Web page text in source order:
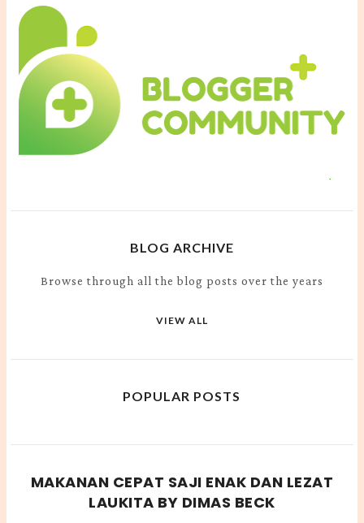
BLOG ARCHIVE
Browse through all the blog posts over the years
VIEW ALL
POPULAR POSTS
MAKANAN CEPAT SAJI ENAK DAN LEZAT
LAUKITA BY DIMAS BECK